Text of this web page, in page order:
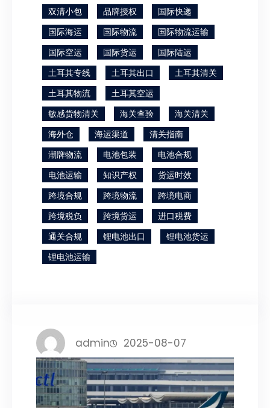
双清小包 品牌授权
国际快递
国际海运
国际物流
国际物流运输
国际空运
国际货运
国际陆运
土耳其专线
土耳其出口
土耳其清关
土耳其物流
土耳其空运
敏感货物清关
海关查验
海关清关
海外仓
海运渠道
清关指南
潮牌物流
电池包装
电池合规
电池运输
知识产权
货运时效
跨境合规
跨境物流
跨境电商
跨境税负
跨境货运
进口税费
通关合规
锂电池出口
锂电池货运
锂电池运输
admin 2025-08-07